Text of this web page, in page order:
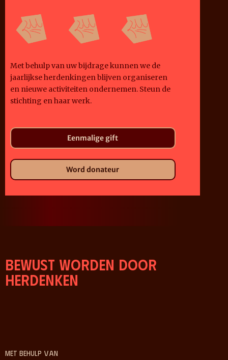
Met behulp van uw bijdrage kunnen we de
jaarlijkse herdenkingen blijven organiseren
en nieuwe activiteiten ondernemen. Steun de
stichting en haar werk.
Eenmalige gift
Word donateur
Bewust worden door
herdenken
Met behulp van